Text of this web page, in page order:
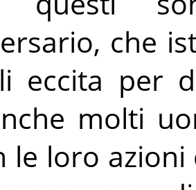
che
eccita per
molti
le loro